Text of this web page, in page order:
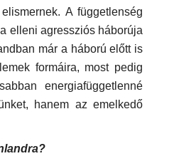
A függetlenség
elleni agressziós háborúja
már a háború előtt is
formáira, most pedig
energiafüggetlenné
hanem az emelkedő